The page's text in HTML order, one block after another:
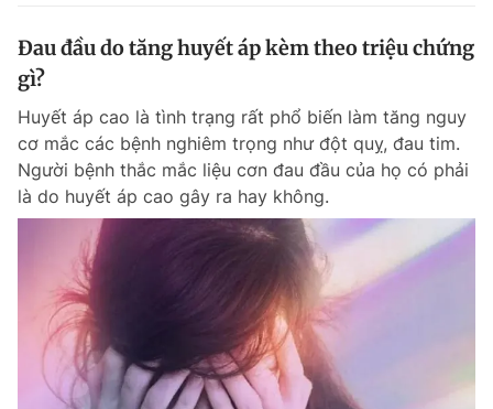
Đọc Thanh Niên trên điện thoại
Theo dõi báo trên
Hotline
0906 645 777
Liên hệ quảng cáo
0908 780 404
Đau đầu do tăng huyết áp kèm theo triệu chứng
gì?
Huyết áp cao là tình trạng rất phổ biến làm tăng nguy
cơ mắc các bệnh nghiêm trọng như đột quỵ, đau tim.
Người bệnh thắc mắc liệu cơn đau đầu của họ có phải
là do huyết áp cao gây ra hay không.